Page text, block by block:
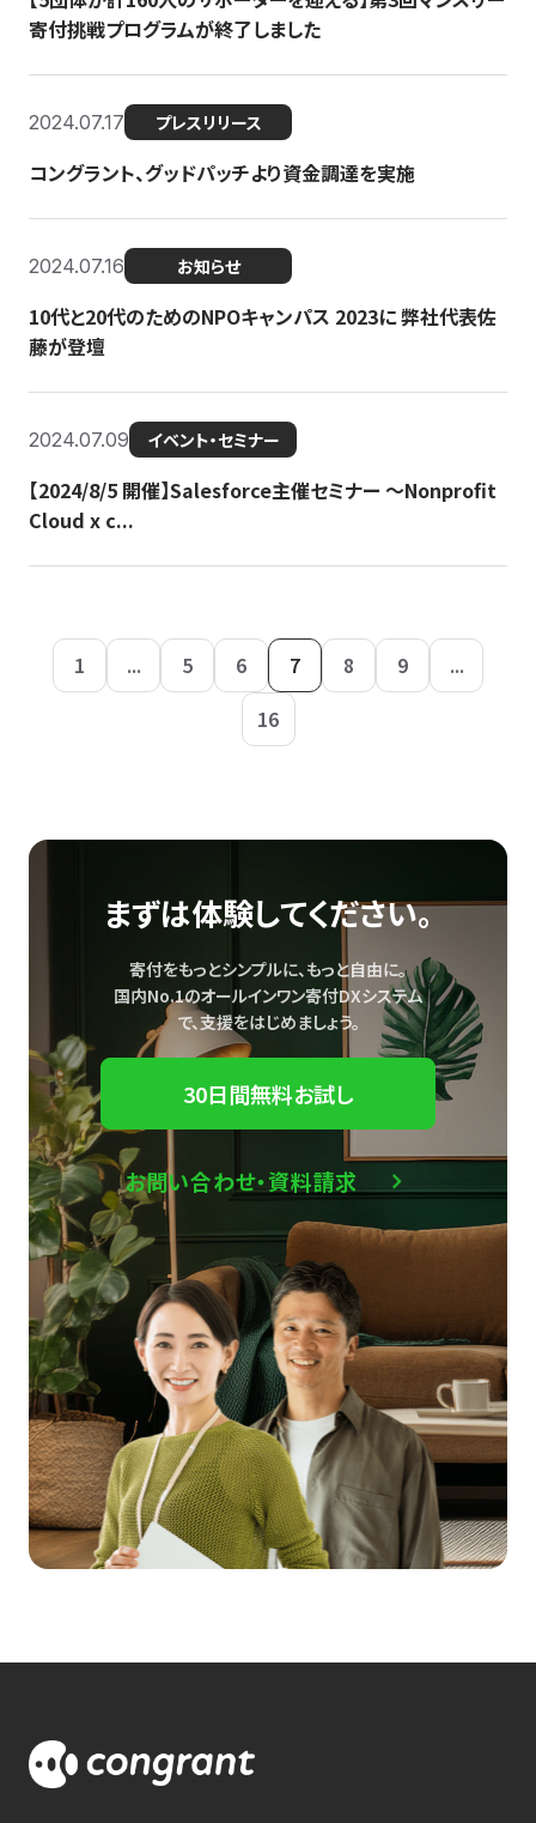
寄付挑戦プログラムが終了しました
2024.07.17 プレスリリース
コングラント、グッドパッチより資金調達を実施
2024.07.16 お知らせ
10代と20代のためのNPOキャンパス 2023に 弊社代表佐
藤が登壇
2024.07.09 イベント・セミナー
【2024/8/5 開催】Salesforce主催セミナー 〜Nonprofit
Cloud x c...
1 ... 5 6 7 8 9
...
16
まずは体験してください。
寄付をもっとシンプルに、もっと自由に。
国内No.1のオールインワン寄付DXシステム
で、支援をはじめましょう。
30日間無料お試し
お問い合わせ・資料請求